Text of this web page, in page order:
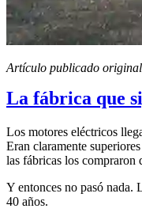
Artículo publicado
La fábrica que
Los motores eléctricos
Eran claramente
las fábricas los compraron
Y entonces no pasó nada.
40 años.